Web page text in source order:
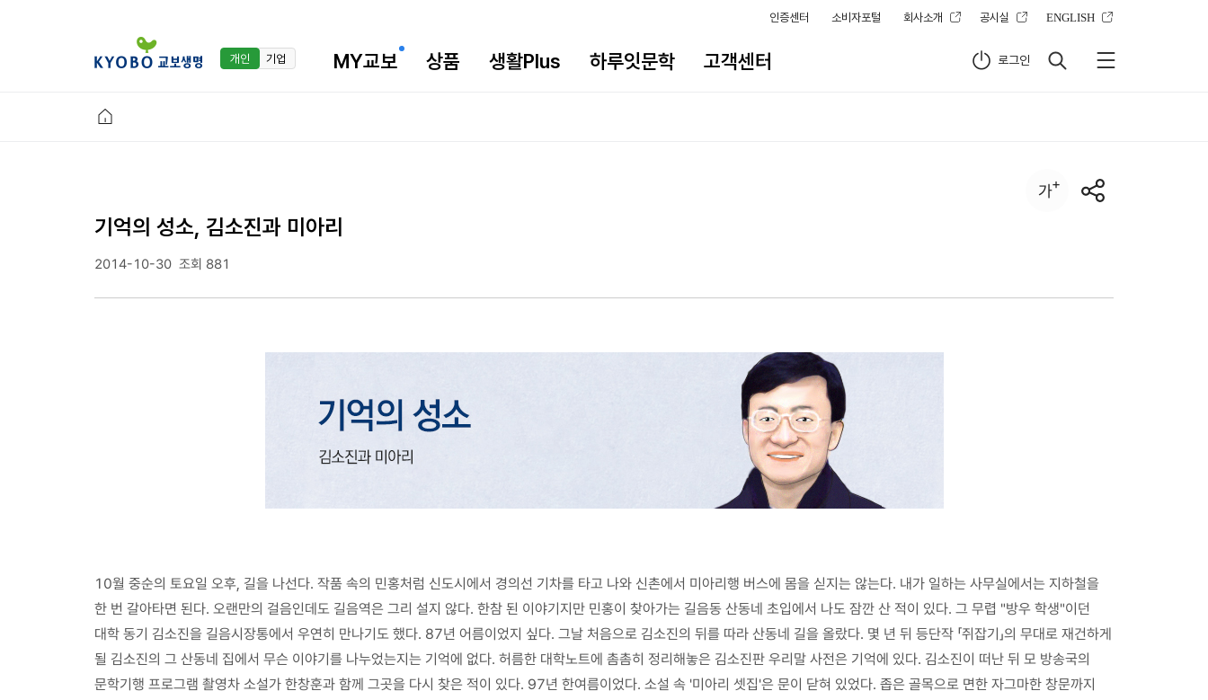
인증센터 소비자포털 회사소개 공시실 ENGLISH
개인 기업 MY교보 상품 생활Plus 하루잇문학 고객센터 로그인
기억의 성소, 김소진과 미아리
2014-10-30 조회 881
10월 중순의 토요일 오후, 길을 나선다. 작품 속의 민홍처럼 신도시에서 경의선 기차를 타고 나와 신촌에서 미아리행 버스에 몸을 싣지는 않는다. 내가 일하는 사무실에서는 지하철을
한 번 갈아타면 된다. 오랜만의 걸음인데도 길음역은 그리 설지 않다. 한참 된 이야기지만 민홍이 찾아가는 길음동 산동네 초입에서 나도 잠깐 산 적이 있다. 그 무렵 "방우 학생"이던
대학 동기 김소진을 길음시장통에서 우연히 만나기도 했다. 87년 어름이었지 싶다. 그날 처음으로 김소진의 뒤를 따라 산동네 길을 올랐다. 몇 년 뒤 등단작 「쥐잡기」의 무대로 재건하게
될 김소진의 그 산동네 집에서 무슨 이야기를 나누었는지는 기억에 없다. 허름한 대학노트에 촘촘히 정리해놓은 김소진판 우리말 사전은 기억에 있다. 김소진이 떠난 뒤 모 방송국의
문학기행 프로그램 촬영차 소설가 한창훈과 함께 그곳을 다시 찾은 적이 있다. 97년 한여름이었다. 소설 속 '미아리 셋집'은 문이 닫혀 있었다. 좁은 골목으로 면한 자그마한 창문까지